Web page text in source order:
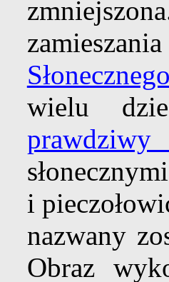
Słonecznego
wielu
i
nazwany
Obraz